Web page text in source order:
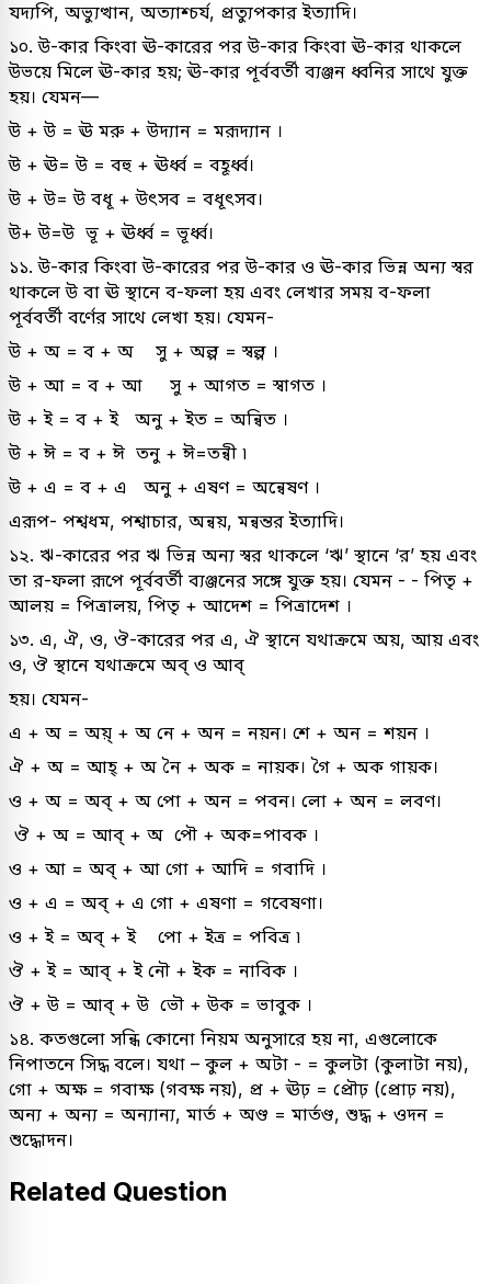
যদ্যপি, অভ্যুত্থান, অত্যাশ্চর্য, প্রত্যুপকার ইত্যাদি।
১০. উ-কার কিংবা ঊ-কারের পর উ-কার কিংবা ঊ-কার থাকলে
উভয়ে মিলে ঊ-কার হয়; ঊ-কার পূর্ববর্তী ব্যঞ্জন ধ্বনির সাথে যুক্ত
হয়। যেমন—
উ + উ = ঊ মরু + উদ্যান = মরূদ্যান ।
উ + ঊ= উ = বহু + ঊর্ধ্ব = বহূর্ধ্ব।
উ + উ= উ বধূ + উৎসব = বধূৎসব।
উ+ উ=উ ভূ + ঊর্ধ্ব = ভূর্ধ্ব।
১১. উ-কার কিংবা উ-কারের পর উ-কার ও ঊ-কার ভিন্ন অন্য স্বর
থাকলে উ বা ঊ স্থানে ব-ফলা হয় এবং লেখার সময় ব-ফলা
পূর্ববর্তী বর্ণের সাথে লেখা হয়। যেমন-
উ + অ = ব + অ সু + অল্প = স্বল্প ।
উ + আ = ব + আ সু + আগত = স্বাগত ।
উ + ই = ব + ই অনু + ইত = অন্বিত ।
উ + ঈ = ব + ঈ তনু + ঈ=তন্বী ৷
উ + এ = ব + এ অনু + এষণ = অন্বেষণ ।
এরূপ- পশ্বধম, পশ্বাচার, অন্বয়, মন্বন্তর ইত্যাদি।
১২. ঋ-কারের পর ঋ ভিন্ন অন্য স্বর থাকলে ‘ঋ’ স্থানে ‘র’ হয় এবং
তা র-ফলা রূপে পূর্ববর্তী ব্যঞ্জনের সঙ্গে যুক্ত হয়। যেমন - - পিতৃ +
আলয় = পিত্রালয়, পিতৃ + আদেশ = পিত্রাদেশ ।
১৩. এ, ঐ, ও, ঔ-কারের পর এ, ঐ স্থানে যথাক্রমে অয়, আয় এবং
ও, ঔ স্থানে যথাক্রমে অব্ ও আব্
হয়। যেমন-
এ + অ = অয়্ + অ নে + অন = নয়ন। শে + অন = শয়ন ।
ঐ + অ = আহ্ + অ নৈ + অক = নায়ক। গৈ + অক গায়ক।
ও + অ = অব্ + অ পো + অন = পবন। লো + অন = লবণ।
ঔ + অ = আব্ + অ পৌ + অক=পাবক ।
ও + আ = অব্ + আ গো + আদি = গবাদি ।
ও + এ = অব্ + এ গো + এষণা = গবেষণা।
ও + ই = অব্ + ই পো + ইত্ৰ = পবিত্ৰ ৷
ঔ + ই = আব্ + ই নৌ + ইক = নাবিক ।
ঔ + উ = আব্ + উ ভৌ + উক = ভাবুক ।
১৪. কতগুলো সন্ধি কোনো নিয়ম অনুসারে হয় না, এগুলোকে
নিপাতনে সিদ্ধ বলে। যথা – কুল + অটা - = কুলটা (কুলাটা নয়),
গো + অক্ষ = গবাক্ষ (গবক্ষ নয়), প্র + ঊঢ় = প্রৌঢ় (প্রোঢ় নয়),
অন্য + অন্য = অন্যান্য, মার্ত + অণ্ড = মার্তণ্ড, শুদ্ধ + ওদন =
শুদ্ধোদন।
Related Question